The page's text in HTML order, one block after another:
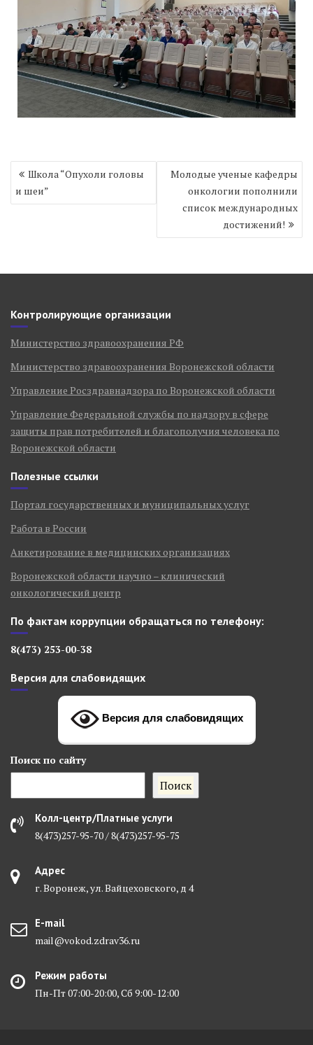
Навигация
по
записям
Школа “Опухоли головы
и шеи”
Молодые ученые кафедры
онкологии пополнили
список международных
достижений!
Контролирующие организации
Министерство здравоохранения РФ
Министерство здравоохранения Воронежской области
Управление Росздравнадзора по Воронежской области
Управление Федеральной службы по надзору в сфере
защиты прав потребителей и благополучия человека по
Воронежской области
Полезные ссылки
Портал государственных и муниципальных услуг
Работа в России
Анкетирование в медицинских организациях
Воронежской области научно – клинический
онкологический центр
По фактам коррупции обращаться по телефону:
8(473) 253-00-38
Версия для слабовидящих
Версия для слабовидящих
Поиск по сайту
Поиск
Колл-центр/Платные услуги
8(473)257-95-70 / 8(473)257-95-75
Адрес
г. Воронеж, ул. Вайцеховского, д 4
E-mail
mail@vokod.zdrav36.ru
Режим работы
Пн-Пт 07:00-20:00, Сб 9:00-12:00